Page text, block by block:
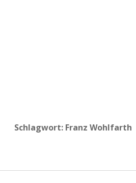
Schlagwort: Franz Wohlfarth